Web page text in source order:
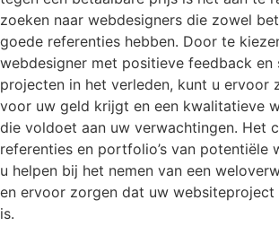
zoeken naar webdesigners die zowel
goede referenties hebben. Door te
webdesigner met positieve feedback en
projecten in het verleden, kunt u ervoor
voor uw geld krijgt en een kwalitatieve
die voldoet aan uw verwachtingen. Het
referenties en portfolio’s van potentiële
u helpen bij het nemen van een
en ervoor zorgen dat uw websiteproject
is.